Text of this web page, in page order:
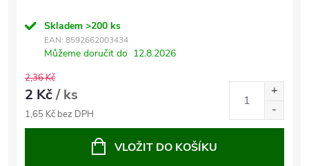
Skladem >200 ks
EAN: 8592662003434
Můžeme doručit do 12.8.2026
2,36 Kč
2 Kč/ ks
1,65 Kč bez DPH
VLOŽIT DO KOŠÍKU